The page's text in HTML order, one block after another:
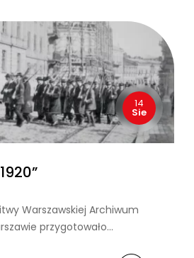
14
Sie
Warszawskiej Archiwum
przygotowało…